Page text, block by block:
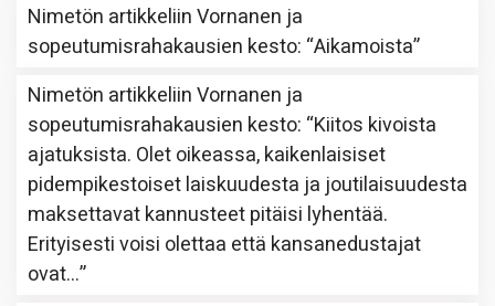
Nimetön artikkeliinVornanen ja
sopeutumisrahakausien kesto: “Aikamoista”
Nimetön artikkeliinVornanen ja
sopeutumisrahakausien kesto: “Kiitos kivoista
ajatuksista. Olet oikeassa, kaikenlaisiset
pidempikestoiset laiskuudesta ja joutilaisuudesta
maksettavat kannusteet pitäisi lyhentää.
Erityisesti voisi olettaa että kansanedustajat
ovat…”